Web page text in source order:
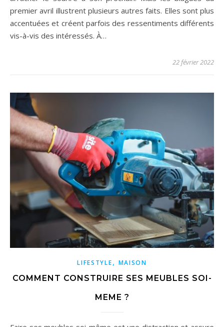
premier avril illustrent plusieurs autres faits. Elles sont plus
accentuées et créent parfois des ressentiments différents
vis-à-vis des intéressés. À…
22 février 2022
LIFESTYLE, MAISON
COMMENT CONSTRUIRE SES MEUBLES SOI-
MEME ?